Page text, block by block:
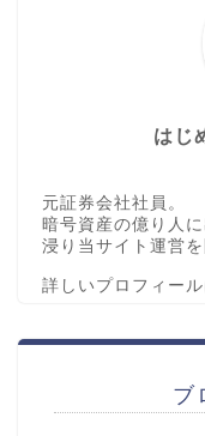
はじ
元証券会社社員。
暗号資産の億り人
浸り当サイト運営を
詳しいプロフィール
ブ